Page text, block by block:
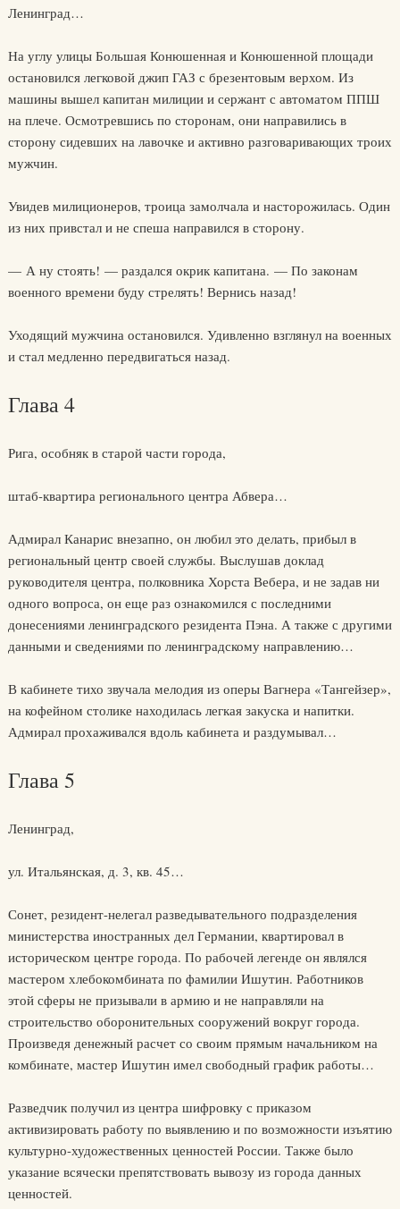
Ленинград…
На углу улицы Большая Конюшенная и Конюшенной площади
остановился легковой джип ГАЗ с брезентовым верхом. Из
машины вышел капитан милиции и сержант с автоматом ППШ
на плече. Осмотревшись по сторонам, они направились в
сторону сидевших на лавочке и активно разговаривающих троих
мужчин.
Увидев милиционеров, троица замолчала и насторожилась. Один
из них привстал и не спеша направился в сторону.
— А ну стоять! — раздался окрик капитана. — По законам
военного времени буду стрелять! Вернись назад!
Уходящий мужчина остановился. Удивленно взглянул на военных
и стал медленно передвигаться назад.
Глава 4
Рига, особняк в старой части города,
штаб-квартира регионального центра Абвера…
Адмирал Канарис внезапно, он любил это делать, прибыл в
региональный центр своей службы. Выслушав доклад
руководителя центра, полковника Хорста Вебера, и не задав ни
одного вопроса, он еще раз ознакомился с последними
донесениями ленинградского резидента Пэна. А также с другими
данными и сведениями по ленинградскому направлению…
В кабинете тихо звучала мелодия из оперы Вагнера «Тангейзер»,
на кофейном столике находилась легкая закуска и напитки.
Адмирал прохаживался вдоль кабинета и раздумывал…
Глава 5
Ленинград,
ул. Итальянская, д. 3, кв. 45…
Сонет, резидент-нелегал разведывательного подразделения
министерства иностранных дел Германии, квартировал в
историческом центре города. По рабочей легенде он являлся
мастером хлебокомбината по фамилии Ишутин. Работников
этой сферы не призывали в армию и не направляли на
строительство оборонительных сооружений вокруг города.
Произведя денежный расчет со своим прямым начальником на
комбинате, мастер Ишутин имел свободный график работы…
Разведчик получил из центра шифровку с приказом
активизировать работу по выявлению и по возможности изъятию
культурно-художественных ценностей России. Также было
указание всячески препятствовать вывозу из города данных
ценностей.